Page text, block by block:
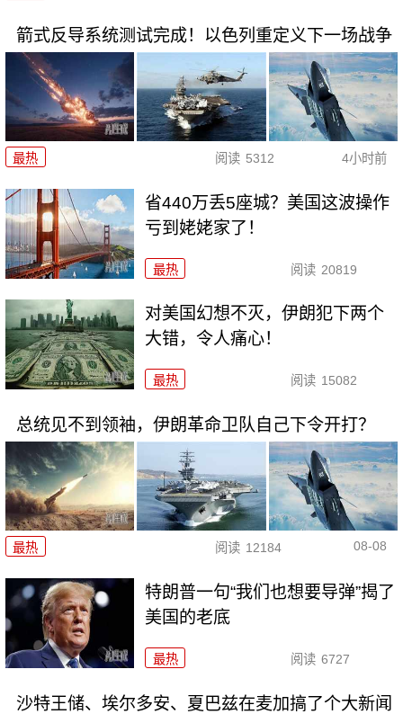
箭式反导系统测试完成！以色列重定义下一场战争
最热 阅读 5312 4小时前
省440万丢5座城？美国这波操作
亏到姥姥家了！
最热 阅读 20819
对美国幻想不灭，伊朗犯下两个
大错，令人痛心！
最热 阅读 15082
总统见不到领袖，伊朗革命卫队自己下令开打？
最热 阅读 12184 08-08
特朗普一句“我们也想要导弹”揭了
美国的老底
最热 阅读 6727
沙特王储、埃尔多安、夏巴兹在麦加搞了个大新闻